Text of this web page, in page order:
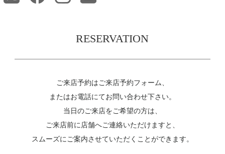
RESERVATION
ご来店予約はご来店予約フォーム、
またはお電話にてお問い合わせ下さい。
当日のご来店をご希望の方は、
ご来店前に店舗へご連絡いただけますと、
スムーズにご案内させていただくことができます。